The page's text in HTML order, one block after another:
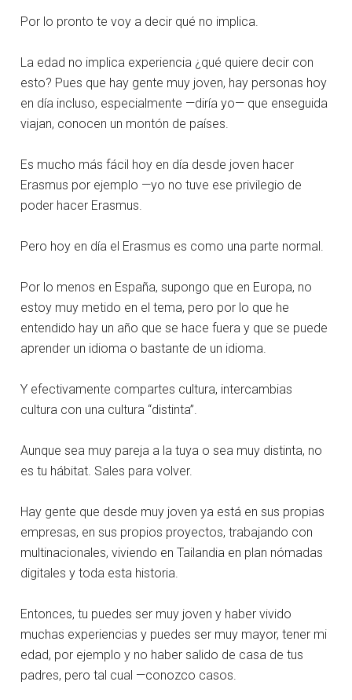
Por lo pronto te voy a decir qué no implica.
La edad no implica experiencia ¿qué quiere decir con
esto? Pues que hay gente muy joven, hay personas hoy
en día incluso, especialmente —diría yo— que enseguida
viajan, conocen un montón de países.
Es mucho más fácil hoy en día desde joven hacer
Erasmus por ejemplo —yo no tuve ese privilegio de
poder hacer Erasmus.
Pero hoy en día el Erasmus es como una parte normal.
Por lo menos en España, supongo que en Europa, no
estoy muy metido en el tema, pero por lo que he
entendido hay un año que se hace fuera y que se puede
aprender un idioma o bastante de un idioma.
Y efectivamente compartes cultura, intercambias
cultura con una cultura “distinta”.
Aunque sea muy pareja a la tuya o sea muy distinta, no
es tu hábitat. Sales para volver.
Hay gente que desde muy joven ya está en sus propias
empresas, en sus propios proyectos, trabajando con
multinacionales, viviendo en Tailandia en plan nómadas
digitales y toda esta historia.
Entonces, tu puedes ser muy joven y haber vivido
muchas experiencias y puedes ser muy mayor, tener mi
edad, por ejemplo y no haber salido de casa de tus
padres, pero tal cual —conozco casos.